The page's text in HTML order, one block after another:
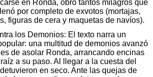
en Ronda, obró tantos milagros que
por completo de exvotos (mortajas,
figuras de cera y maquetas de navíos).
los Demonios: El texto narra un
una multitud de demonios avanzó
de asolar Ronda, arrancando encinas
a su paso. Al llegar a la cuesta del
en seco. Ante las quejas de